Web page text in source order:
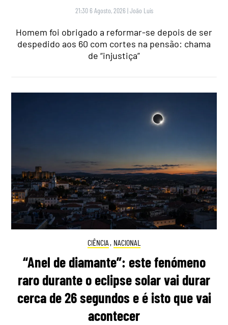
21:30 6 Agosto, 2026 |João Luís
Homem foi obrigado a reformar-se depois de ser
despedido aos 60 com cortes na pensão: chama
de “injustiça”
CIÊNCIA , NACIONAL
“Anel de diamante”: este fenómeno
raro durante o eclipse solar vai durar
cerca de 26 segundos e é isto que vai
acontecer